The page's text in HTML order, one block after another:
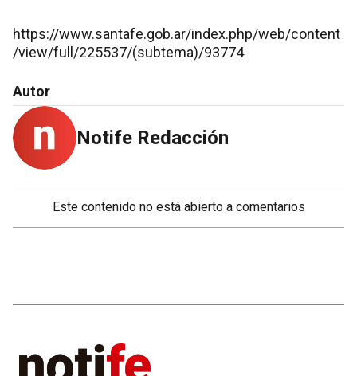
https://www.santafe.gob.ar/index.php/web/content
/view/full/225537/(subtema)/93774
Autor
Notife Redacción
Este contenido no está abierto a comentarios